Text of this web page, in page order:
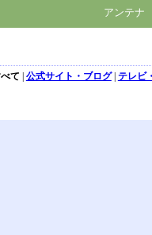
アンテナ
て | 公式サイト・ブログ| テレビ